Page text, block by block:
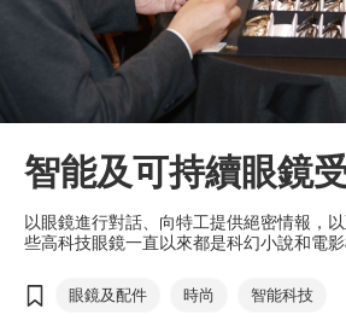
智能及可持續眼鏡
以眼鏡進行對話、向特工提供絕密情報，
些高科技眼鏡一直以來都是科幻小說和電影
眼鏡及配件 時尚 智能科技